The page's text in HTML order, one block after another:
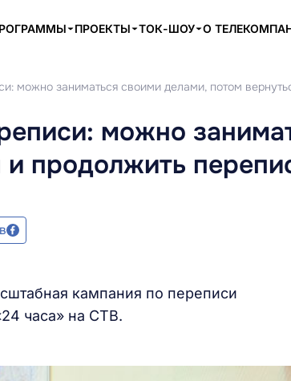
ПРОЕКТЫ ТОК-ШОУ О
можно заниматься своими делами, потом
можно
продолжить
кампания по переписи
часа» на СТВ.